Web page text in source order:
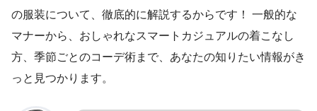
の服装について、徹底的に解説するからです！ 一般的な
マナーから、おしゃれなスマートカジュアルの着こなし
方、季節ごとのコーデ術まで、あなたの知りたい情報がき
っと見つかります。